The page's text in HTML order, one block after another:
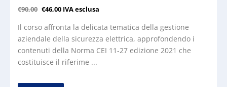
€90,00 €46,00 IVA esclusa
Il corso affronta la delicata tematica della gestione
aziendale della sicurezza elettrica, approfondendo i
contenuti della Norma CEI 11-27 edizione 2021 che
costituisce il riferime ...